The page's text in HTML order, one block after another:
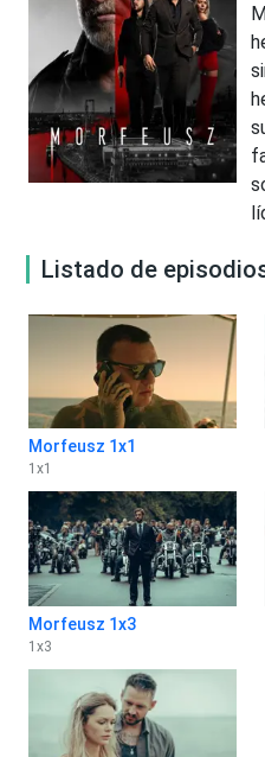
Listado de
Morfeusz 1x1
1 x1
Morfeusz 1x3
1 x3